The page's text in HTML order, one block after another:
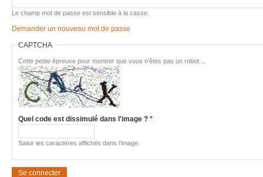
Imac très
Pièce
Friteuse
Le champ mot de passe est sensible à la casse.
Demander un nouveau mot de passe
CAPTCHA
Cette petite épreuve pour montrer que vous n'êtes pas un robot ...
Quel code est dissimulé dans l'image ? *
Saisir les caractères affichés dans l'image.